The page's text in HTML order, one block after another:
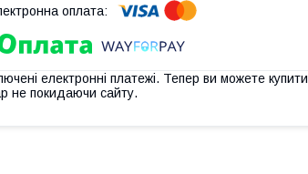
електронні платежі. Тепер ви можете купити
не покидаючи сайту.